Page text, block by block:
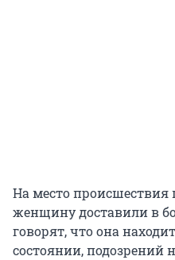
На место происшествия
женщину доставили в
говорят, что она
состоянии, подозрений